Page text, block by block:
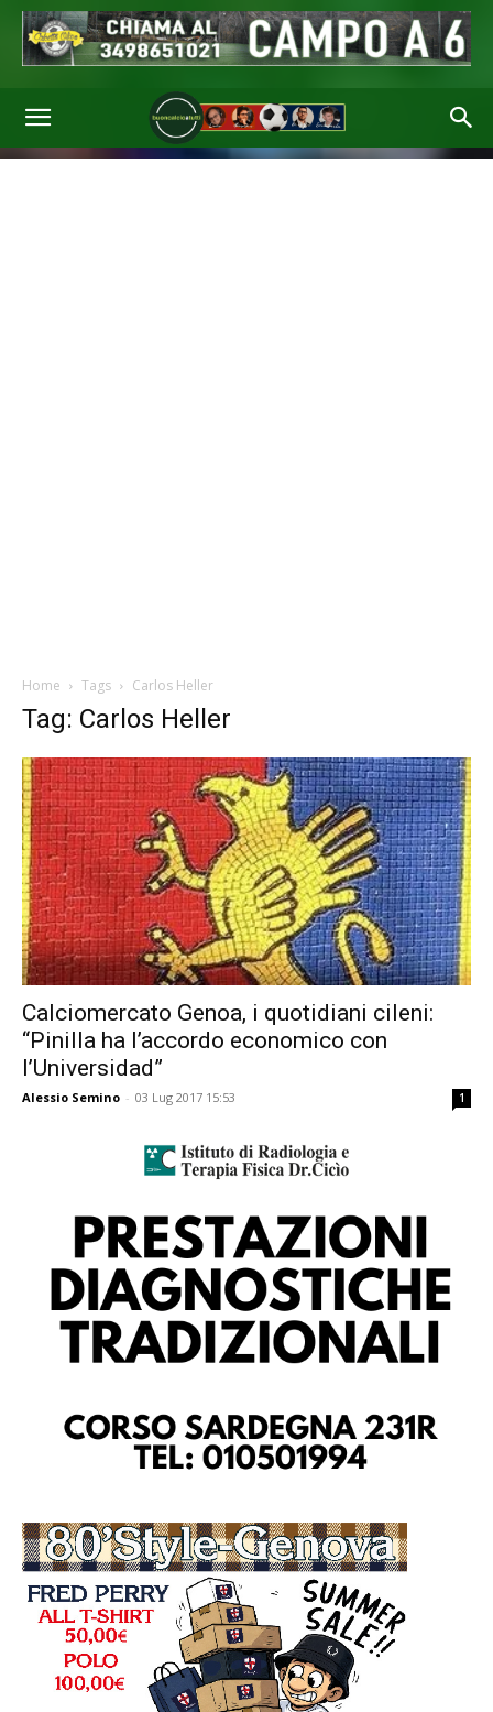
Home Tags Carlos Heller
Tag: Carlos Heller
Calciomercato Genoa, i quotidiani cileni:
“Pinilla ha l’accordo economico con
l’Universidad”
Alessio Semino - 03 Lug 2017 15:53 1